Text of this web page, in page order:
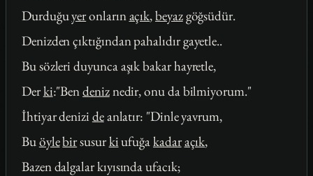
Durduğuyeronlarınaçık,beyazgöğsüdür.
Denizden çıktığından pahalıdır gayetle..
Bu sözleri duyunca aşık bakar hayretle,
Derki:"Bendeniznedir, onu da bilmiyorum."
İhtiyar denizi deanlatır: "Dinle yavrum,
Buöylebirsusurkiufuğakadaraçık,
Bazen dalgalar kıyısında ufacık;